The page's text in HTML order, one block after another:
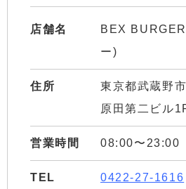
店舗名
BEX
ー)
住所
東京都武蔵野
原田第二ビル
営業時間 08:00〜23:00
TEL 0422-27-1616